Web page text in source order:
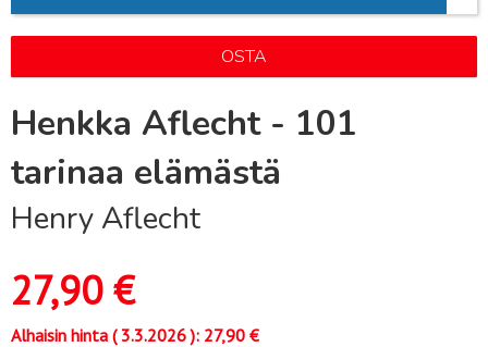
OSTA
Henkka Aflecht - 101
tarinaa elämästä
Henry Aflecht
27,90€
Alhaisin hinta (3.3.2026): 27,90 €